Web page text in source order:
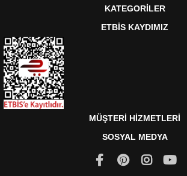
KATEGORİLER
ETBİS KAYDIMIZ
MÜŞTERİ HİZMETLERİ
SOSYAL MEDYA